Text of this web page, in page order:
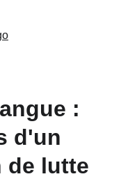
:
d'un
de lutte